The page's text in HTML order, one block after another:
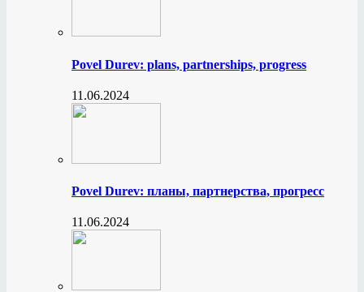
Povel Durev: plans, partnerships, progress
11.06.2024
Povel Durev: планы, партнерства, прогресс
11.06.2024